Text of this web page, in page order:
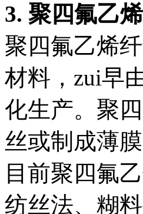
3. 聚四氟乙
聚四氟乙烯
材料，zui早
化生产。聚
丝或制成薄
目前聚四氟
纺丝法、糊料